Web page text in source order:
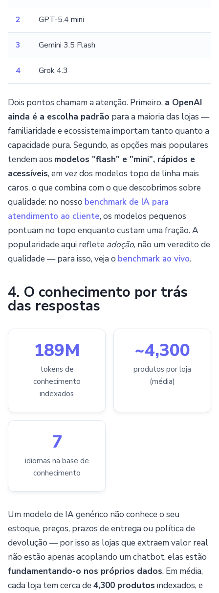
2 GPT-5.4 mini
3 Gemini 3.5 Flash
4 Grok 4.3
Dois pontos chamam a atenção. Primeiro, a OpenAI
ainda é a escolha padrão para a maioria das lojas —
familiaridade e ecossistema importam tanto quanto a
capacidade pura. Segundo, as opções mais populares
tendem aos modelos "flash" e "mini", rápidos e
acessíveis, em vez dos modelos topo de linha mais
caros, o que combina com o que descobrimos sobre
qualidade: no nosso benchmark de IA para
atendimento ao cliente, os modelos pequenos
pontuam no topo enquanto custam uma fração. A
popularidade aqui reflete adoção, não um veredito de
qualidade — para isso, veja o benchmark ao vivo.
4. O conhecimento por trás
das respostas
189M
tokens de
conhecimento
indexados
~4,300
produtos por loja
(média)
7
idiomas na base de
conhecimento
Um modelo de IA genérico não conhece o seu
estoque, preços, prazos de entrega ou política de
devolução — por isso as lojas que extraem valor real
não estão apenas acoplando um chatbot, elas estão
fundamentando-o nos próprios dados. Em média,
cada loja tem cerca de 4,300 produtos indexados, e